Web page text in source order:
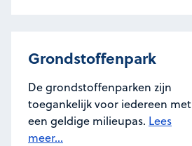
Grondstoffenpark
De grondstoffenparken zijn
toegankelijk voor iedereen met
een geldige milieupas. Lees
meer...